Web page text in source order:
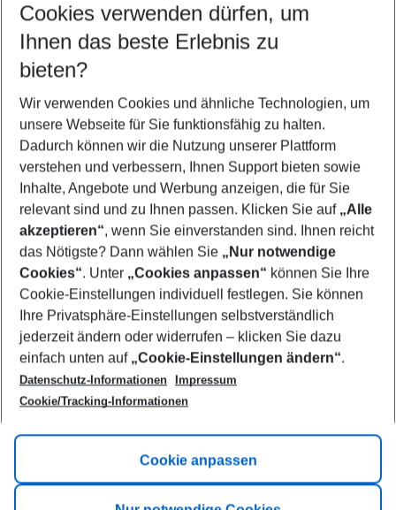
Customize your offer
Find the perfect deal which suits your best
Your departure airport
Any airport
Select your date range
10/08/26–08/08/27 5-8 nights
Who will travel
2 adults No children
Show more filter
Footer
Footer navigation
Title A
Link A
Cookies verwenden dürfen, um
Ihnen das beste Erlebnis zu
bieten?
Wir verwenden Cookies und ähnliche Technologien, um
unsere Webseite für Sie funktionsfähig zu halten.
Dadurch können wir die Nutzung unserer Plattform
verstehen und verbessern, Ihnen Support bieten sowie
Inhalte, Angebote und Werbung anzeigen, die für Sie
relevant sind und zu Ihnen passen. Klicken Sie auf „Alle
akzeptieren“, wenn Sie einverstanden sind. Ihnen reicht
das Nötigste? Dann wählen Sie „Nur notwendige
Cookies“. Unter „Cookies anpassen“ können Sie Ihre
Cookie-Einstellungen individuell festlegen. Sie können
Ihre Privatsphäre-Einstellungen selbstverständlich
jederzeit ändern oder widerrufen – klicken Sie dazu
einfach unten auf „Cookie-Einstellungen ändern“.
Datenschutz-Informationen
Impressum
Cookie/Tracking-Informationen
Cookie anpassen